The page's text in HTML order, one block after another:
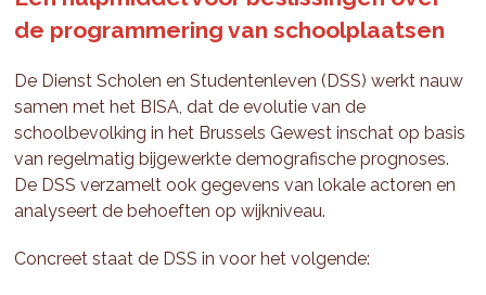
de programmering van schoolplaatsen
De Dienst Scholen en Studentenleven (DSS) werkt nauw
samen met het BISA, dat de evolutie van de
schoolbevolking in het Brussels Gewest inschat op basis
van regelmatig bijgewerkte demografische prognoses.
De DSS verzamelt ook gegevens van lokale actoren en
analyseert de behoeften op wijkniveau.
Concreet staat de DSS in voor het volgende: